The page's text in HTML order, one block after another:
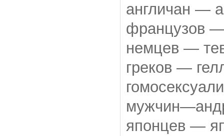
англичан —
французов
немцев —
греков —
японцев —